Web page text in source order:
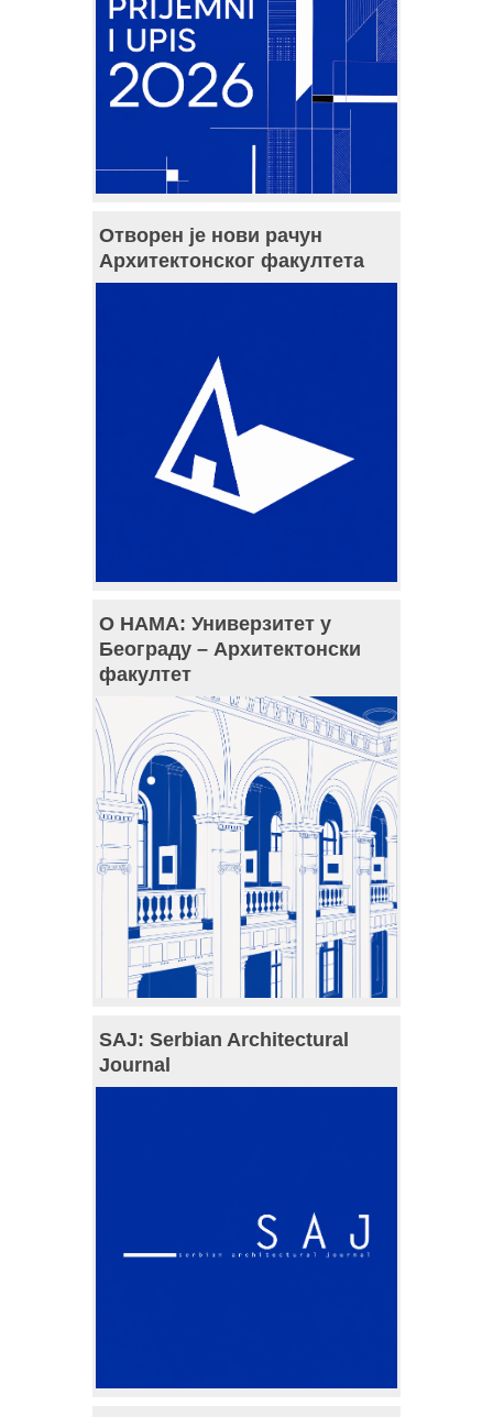
Отворен је нови рачун
Архитектонског факултета
О НАМА: Универзитет у
Београду – Архитектонски
факултет
SAJ: Serbian Architectural
Journal